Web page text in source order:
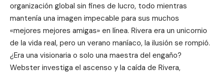
organización global sin fines de lucro, todo mientras
mantenía una imagen impecable para sus muchos
«mejores mejores amigas» en línea. Rivera era un unicornio
de la vida real, pero un verano maníaco, la ilusión se rompió.
¿Era una visionaria o solo una maestra del engaño?
Webster investiga el ascenso y la caída de Rivera,